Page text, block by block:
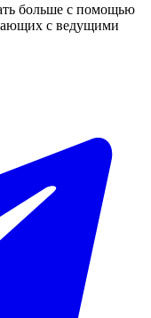
больше с помощью
с ведущими